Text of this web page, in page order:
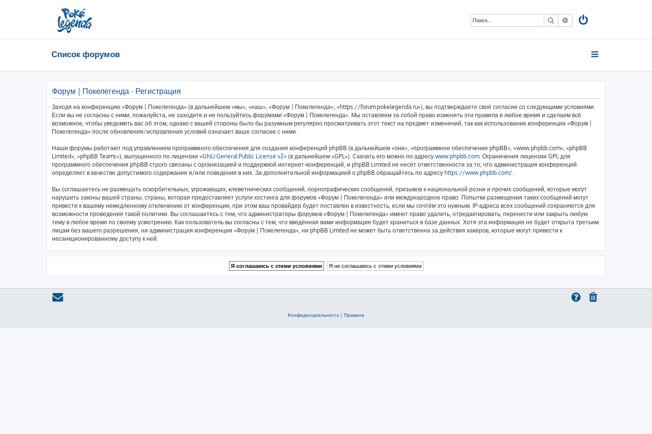
Поиск Расширенный поиск
Список форумов
Форум | Покелегенда - Регистрация
Заходя на конференцию «Форум | Покелегенда» (в дальнейшем «мы», «наш», «Форум | Покелегенда», «https://forum.pokelegenda.ru»), вы подтверждаете своё согласие со следующими условиями.
Если вы не согласны с ними, пожалуйста, не заходите и не пользуйтесь форумами «Форум | Покелегенда». Мы оставляем за собой право изменять эти правила в любое время и сделаем всё
возможное, чтобы уведомить вас об этом, однако с вашей стороны было бы разумным регулярно просматривать этот текст на предмет изменений, так как использование конференции «Форум |
Покелегенда» после обновления/исправления условий означает ваше согласие с ними.
Наши форумы работают под управлением программного обеспечения для создания конференций phpBB (в дальнейшем «они», «программное обеспечение phpBB», «www.phpbb.com», «phpBB
Limited», «phpBB Teams»), выпущенного по лицензии «GNU General Public License v2» (в дальнейшем «GPL»). Скачать его можно по адресу www.phpbb.com. Ограничения лицензии GPL для
программного обеспечения phpBB строго связаны с организацией и поддержкой интернет-конференций, и phpBB Limited не несёт ответственности за то, что администрация конференций
определяет в качестве допустимого содержания и/или поведения в них. За дополнительной информацией о phpBB обращайтесь по адресу https://www.phpbb.com/.
Вы соглашаетесь не размещать оскорбительных, угрожающих, клеветнических сообщений, порнографических сообщений, призывов к национальной розни и прочих сообщений, которые могут
нарушить законы вашей страны, страны, которая предоставляет услуги хостинга для форумов «Форум | Покелегенда» или международное право. Попытки размещения таких сообщений могут
привести к вашему немедленному отключению от конференции, при этом ваш провайдер будет поставлен в известность, если мы сочтём это нужным. IP-адреса всех сообщений сохраняются для
возможности проведения такой политики. Вы соглашаетесь с тем, что администраторы форумов «Форум | Покелегенда» имеют право удалить, отредактировать, перенести или закрыть любую
тему в любое время по своему усмотрению. Как пользователь вы согласны с тем, что введённая вами информация будет храниться в базе данных. Хотя эта информация не будет открыта третьим
лицам без вашего разрешения, ни администрация конференции «Форум | Покелегенда», ни phpBB Limited не может быть ответственна за действия хакеров, которые могут привести к
несанкционированному доступу к ней.
Конфиденциальность | Правила